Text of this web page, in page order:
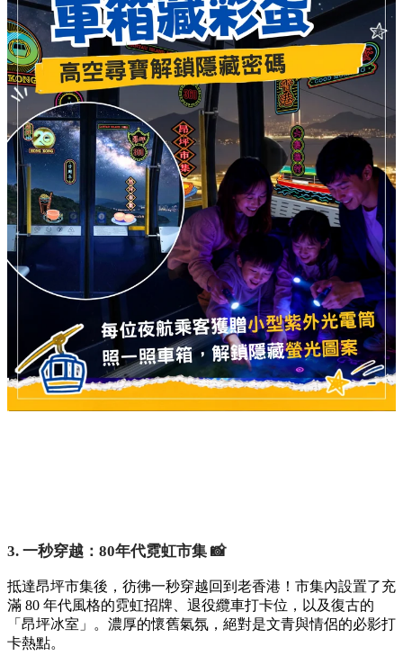
3. 一秒穿越：80年代霓虹市集 📸
抵達昂坪市集後，彷彿一秒穿越回到老香港！市集內設置了充
滿 80 年代風格的霓虹招牌、退役纜車打卡位，以及復古的
「昂坪冰室」。濃厚的懷舊氣氛，絕對是文青與情侶的必影打
卡熱點。